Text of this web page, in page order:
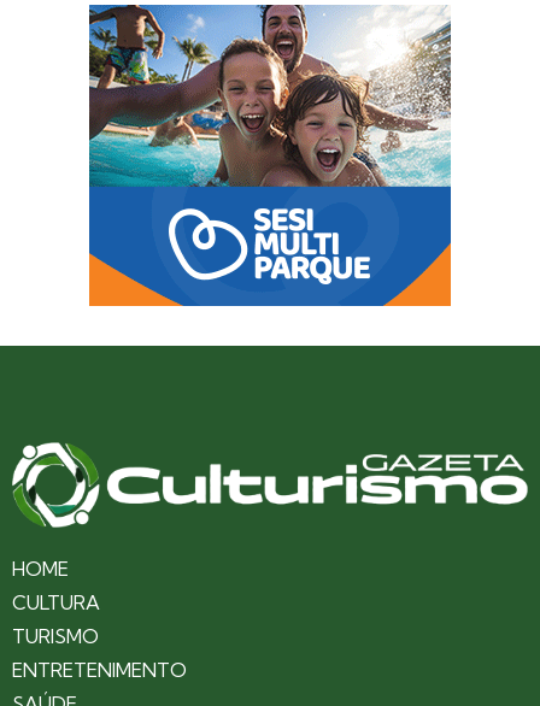
HOME
CULTURA
TURISMO
ENTRETENIMENTO